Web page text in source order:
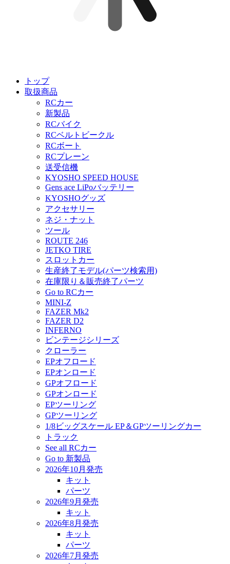
トップ
取扱商品
RCカー
新製品
RCバイク
RCベルトビークル
RCボート
RCプレーン
送受信機
KYOSHO SPEED HOUSE
Gens ace LiPoバッテリー
KYOSHOグッズ
アクセサリー
ネジ・ナット
ツール
ROUTE 246
JETKO TIRE
スロットカー
生産終了モデル(パーツ検索用)
在庫限り＆販売終了パーツ
Go to RCカー
MINI-Z
FAZER Mk2
FAZER D2
INFERNO
ビンテージシリーズ
クローラー
EPオフロード
EPオンロード
GPオフロード
GPオンロード
EPツーリング
GPツーリング
1/8ビッグスケール EP＆GPツーリングカー
トラック
See all RCカー
Go to 新製品
2026年10月発売
キット
パーツ
2026年9月発売
キット
2026年8月発売
キット
パーツ
2026年7月発売